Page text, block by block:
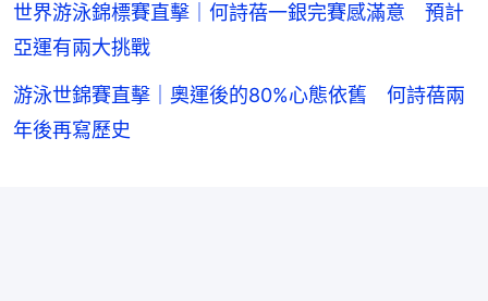
世界游泳錦標賽直擊｜何詩蓓一銀完賽感滿意 預計
亞運有兩大挑戰
游泳世錦賽直擊｜奧運後的80%心態依舊 何詩蓓兩
年後再寫歷史